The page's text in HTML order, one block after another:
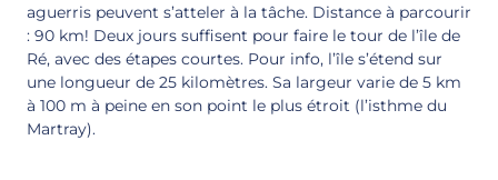
aguerris peuvent s’atteler à la tâche. Distance à parcourir
: 90 km! Deux jours suffisent pour faire le tour de l’île de
Ré, avec des étapes courtes. Pour info, l’île s’étend sur
une longueur de 25 kilomètres. Sa largeur varie de 5 km
à 100 m à peine en son point le plus étroit (l’isthme du
Martray).